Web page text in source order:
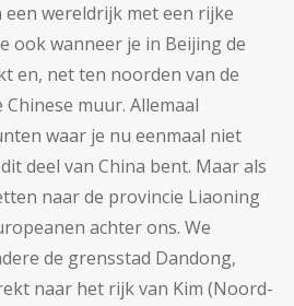
wereldrijk met een rijke
ook wanneer je in Beijing de
en, net ten noorden van de
muur. Allemaal
waar je nu eenmaal niet
deel van China bent. Maar als
naar de provincie Liaoning
achter ons. We
de grensstad Dandong,
naar het rijk van Kim (Noord-